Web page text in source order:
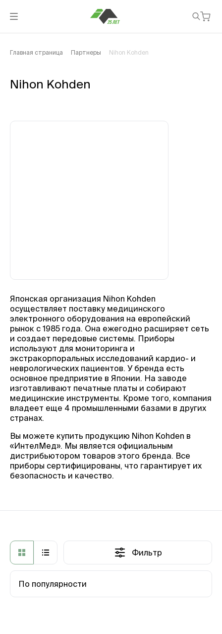
Главная страница Партнеры Nihon Kohden
Nihon Kohden
Японская организация Nihon Kohden
осуществляет поставку медицинского
электронного оборудования на европейский
рынок с 1985 года. Она ежегодно расширяет сеть
и создает передовые системы. Приборы
используют для мониторинга и
экстракорпоральных исследований кардио- и
неврологических пациентов. У бренда есть
основное предприятие в Японии. На заводе
изготавливают печатные платы и собирают
медицинские инструменты. Кроме того, компания
владеет еще 4 промышленными базами в других
странах.
Вы можете купить продукцию Nihon Kohden в
«ИнтелМед». Мы является официальным
дистрибьютором товаров этого бренда. Все
приборы сертифицированы, что гарантирует их
безопасность и качество.
Фильтр
По популярности